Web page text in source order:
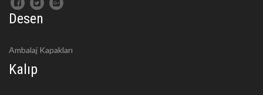
Desen
Ambalaj Kapakları
Kalıp